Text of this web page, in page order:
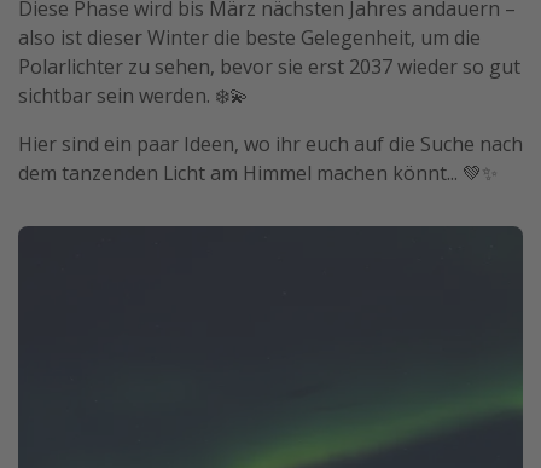
Diese Phase wird bis März nächsten Jahres andauern –
also ist dieser Winter die beste Gelegenheit, um die
Polarlichter zu sehen, bevor sie erst 2037 wieder so gut
sichtbar sein werden. ❄️💫
Hier sind ein paar Ideen, wo ihr euch auf die Suche nach
dem tanzenden Licht am Himmel machen könnt... 💚✨